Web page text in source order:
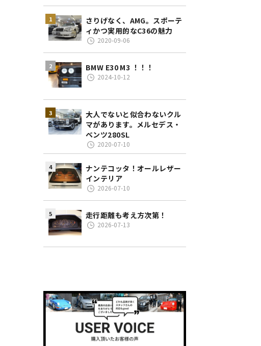
さりげなく、AMG。スポーテ
ィかつ実用的なC36の魅力
2020-09-06
BMW E30 M3 ！！！
2024-10-12
大人でないと似合わないクル
マがあります。メルセデス・
ベンツ280SL
2020-07-10
ナンテコッタ！オールレザー
インテリア
2026-07-10
走行距離も考え方次第！
2026-07-13